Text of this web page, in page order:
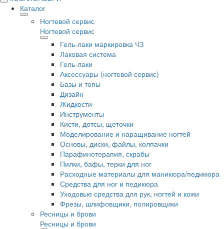
Каталог
Ногтевой сервис
Ногтевой сервис
Гель-лаки маркировка ЧЗ
Лаковая система
Гель-лаки
Аксессуары (ногтевой сервис)
Базы и топы
Дизайн
Жидкости
Инструменты
Кисти, дотсы, щеточки
Моделирование и наращивание ногтей
Основы, диски, файлы, колпачки
Парафинотерапия, скрабы
Пилки, бафы, терки для ног
Расходные материалы для маникюра/педикюра
Средства для ног и педикюра
Уходовые средства для рук, ногтей и кожи
Фрезы, шлифовщики, полировщики
Ресницы и брови
Ресницы и брови